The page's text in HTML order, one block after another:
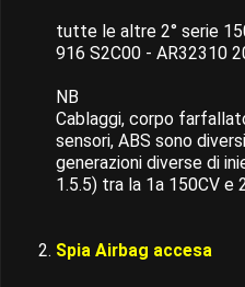
tutte le altre 2° serie
916 S2C00 - AR32310
NB
Cablaggi, corpo
sensori, ABS sono
generazioni diverse di
1.5.5) tra la 1a 150CV e
Spia Airbag accesa